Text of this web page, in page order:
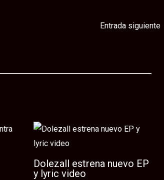
Entrada siguiente
Dolezall estrena nuevo EP
y lyric video